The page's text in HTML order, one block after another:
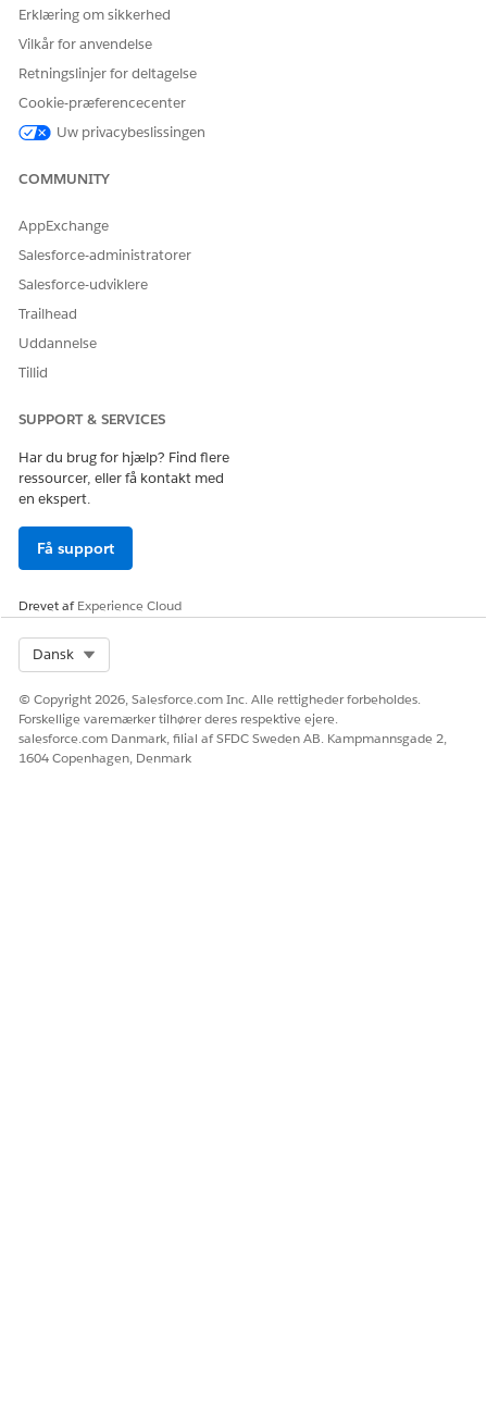
Erklæring om sikkerhed
Vilkår for anvendelse
Retningslinjer for deltagelse
Cookie-præferencecenter
Uw privacybeslissingen
COMMUNITY
AppExchange
Salesforce-administratorer
Salesforce-udviklere
Trailhead
Uddannelse
Tillid
SUPPORT & SERVICES
Har du brug for hjælp? Find flere
ressourcer, eller få kontakt med
en ekspert.
Få support
Drevet afExperience Cloud
Dansk
© Copyright 2026, Salesforce.com Inc. Alle rettigheder forbeholdes.
Forskellige varemærker tilhører deres respektive ejere.
salesforce.com Danmark, filial af SFDC Sweden AB. Kampmannsgade 2,
1604 Copenhagen, Denmark